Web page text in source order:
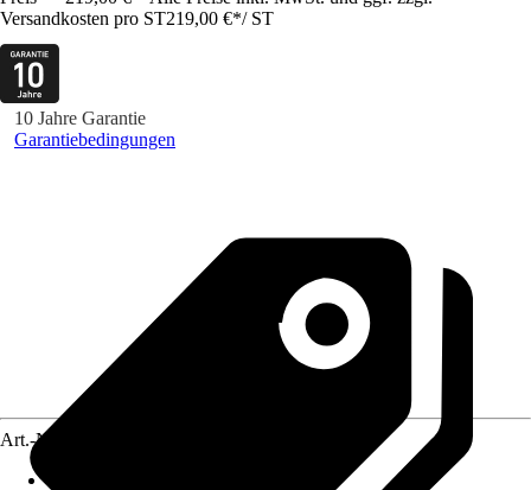
Versandkosten pro ST219,00 €*/ ST
10 Jahre Garantie
Garantiebedingungen
Art.-Nr.